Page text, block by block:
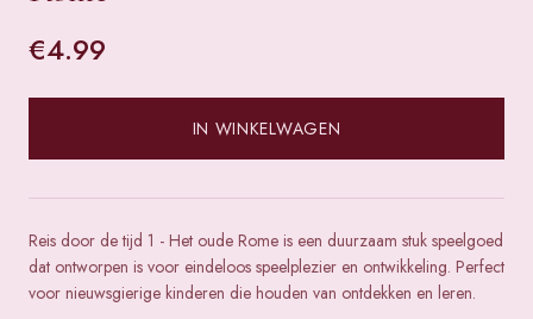
€4.99
IN WINKELWAGEN
Reis door de tijd 1 - Het oude Rome is een duurzaam stuk speelgoed
dat ontworpen is voor eindeloos speelplezier en ontwikkeling. Perfect
voor nieuwsgierige kinderen die houden van ontdekken en leren.